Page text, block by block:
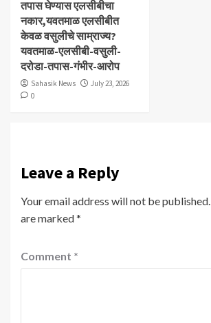
तपास घेण्यास एलसीबीचा
नकार,यवतमाळ एलसीबीत
केवळ वसुलीचे साम्राज्य?
यवतमाळ-एलसीबी-वसुली-
दरोडा-तपास-गंभीर-आरोप
Sahasik News
July 23, 2026
0
Leave a Reply
Your email address will not be published.
are marked*
Comment *